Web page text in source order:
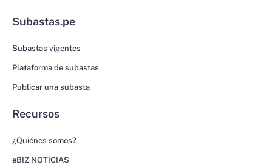
Subastas.pe
Subastas vigentes
Plataforma de subastas
Publicar una subasta
Recursos
¿Quiénes somos?
eBIZ NOTICIAS